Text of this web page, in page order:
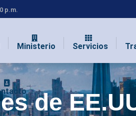
p.m.
Ministerio Servicios
de